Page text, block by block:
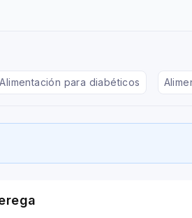
Alimentación para diabéticos